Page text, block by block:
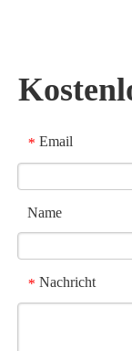
* Email
Name
* Nachricht